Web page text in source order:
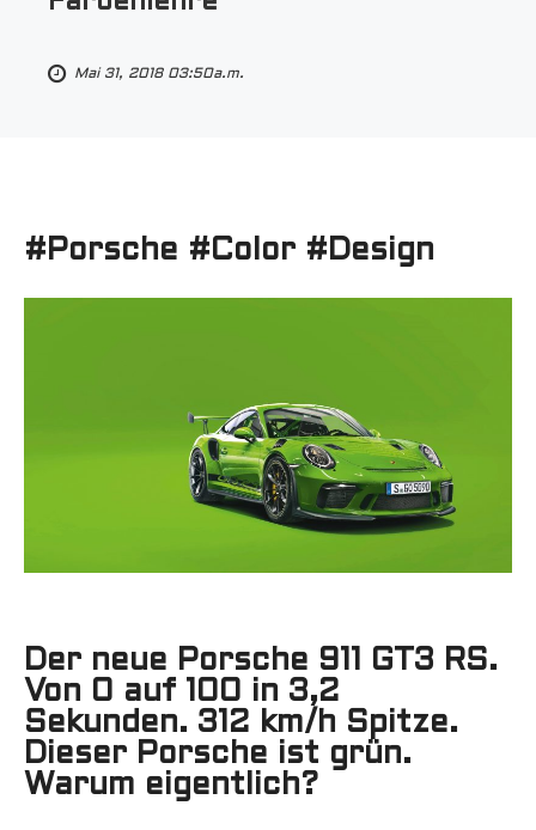
Mai 31, 2018 03:50a.m.
#Porsche #Color #Design
Der neue Porsche 911 GT3 RS.
Von 0 auf 100 in 3,2
Sekunden. 312 km/h Spitze.
Dieser Porsche ist grün.
Warum eigentlich?